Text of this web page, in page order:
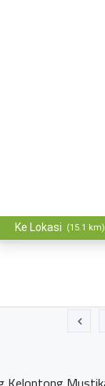
Ke Lokasi (15.1 km)